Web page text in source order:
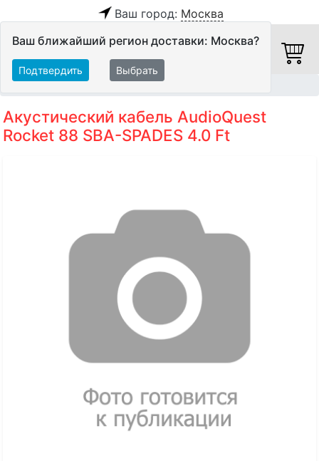
Ваш город: Москва
Ваш ближайший регион доставки: Москва?
Подтвердить Выбрать
Акустический кабель AudioQuest
Rocket 88 SBA-SPADES 4.0 Ft